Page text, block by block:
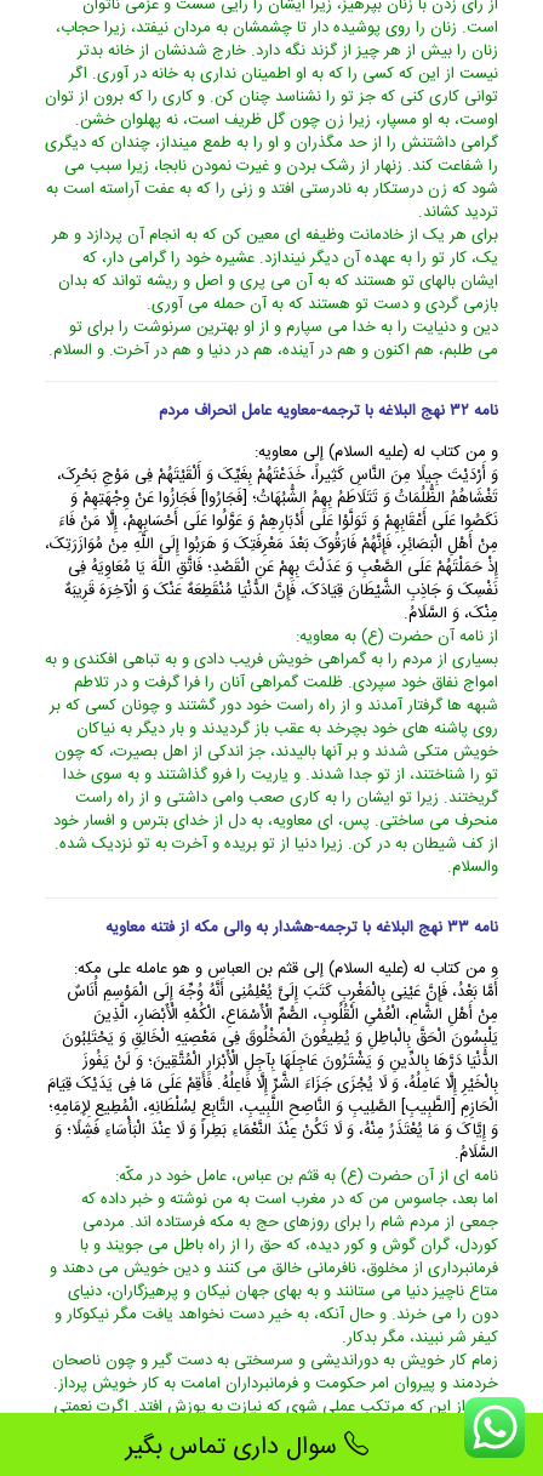
است. زنان را روى پوشیده دار تا چشمشان به مردان نیفتد، زیرا حجاب،
زنان را بیش از هر چیز از گزند نگه دارد. خارج شدنشان از خانه بدتر
نیست از این که کسى را که به او اطمینان ندارى به خانه در آورى. اگر
توانى کارى کنى که جز تو را نشناسد چنان کن. و کارى را که برون از توان
اوست، به او مسپار، زیرا زن چون گل ظریف است، نه پهلوان خشن.
گرامى داشتنش را از حد مگذران و او را به طمع مینداز، چندان که دیگرى
را شفاعت کند. زنهار از رشک بردن و غیرت نمودن نابجا، زیرا سبب مى
شود که زن درستکار به نادرستى افتد و زنى را که به عفت آراسته است به
تردید کشاند.
براى هر یک از خادمانت وظیفه اى معین کن که به انجام آن پردازد و هر
یک، کار تو را به عهده آن دیگر نیندازد. عشیره خود را گرامى دار، که
ایشان بالهاى تو هستند که به آن مى پرى و اصل و ریشه تواند که بدان
بازمى گردى و دست تو هستند که به آن حمله مى آورى.
دین و دنیایت را به خدا مى سپارم و از او بهترین سرنوشت را براى تو
مى طلبم، هم اکنون و هم در آینده، هم در دنیا و هم در آخرت. و السلام.
نامه ۳۲ نهج البلاغه با ترجمه-معاویه عامل انحراف مردم
و من کتاب له (علیه السلام) إلى معاویه:
وَ أَرْدَیْتَ جِیلًا مِنَ النَّاسِ کَثِیراً، خَدَعْتَهُمْ بِغَیِّکَ وَ أَلْقَیْتَهُمْ فِی مَوْجِ بَحْرِکَ،
تَغْشَاهُمُ الظُّلُمَاتُ وَ تَتَلَاطَمُ بِهِمُ الشُّبُهَاتُ؛ [فَجَارُوا] فَجَازُوا عَنْ وِجْهَتِهِمْ وَ
نَکَصُوا عَلَى أَعْقَابِهِمْ وَ تَوَلَّوْا عَلَى أَدْبَارِهِمْ وَ عَوَّلُوا عَلَى أَحْسَابِهِمْ، إِلَّا مَنْ فَاءَ
مِنْ أَهْلِ الْبَصَائِرِ، فَإِنَّهُمْ فَارَقُوکَ بَعْدَ مَعْرِفَتِکَ وَ هَرَبُوا إِلَى اللَّهِ مِنْ مُوَازَرَتِکَ،
إِذْ حَمَلْتَهُمْ عَلَى الصَّعْبِ وَ عَدَلْتَ بِهِمْ عَنِ الْقَصْدِ؛ فَاتَّقِ اللَّهَ یَا مُعَاوِیَهُ فِی
نَفْسِکَ وَ جَاذِبِ الشَّیْطَانَ قِیَادَکَ، فَإِنَّ الدُّنْیَا مُنْقَطِعَهٌ عَنْکَ وَ الْآخِرَهَ قَرِیبَهٌ
مِنْکَ، وَ السَّلَامُ‏.
از نامه آن حضرت (ع) به معاویه:
بسیارى از مردم را به گمراهى خویش فریب دادى و به تباهى افکندى و به
امواج نفاق خود سپردى. ظلمت گمراهى آنان را فرا گرفت و در تلاطم
شبهه ها گرفتار آمدند و از راه راست خود دور گشتند و چونان کسى که بر
روى پاشنه هاى خود بچرخد به عقب باز گردیدند و بار دیگر به نیاکان
خویش متکى شدند و بر آنها بالیدند، جز اندکى از اهل بصیرت، که چون
تو را شناختند، از تو جدا شدند. و یاریت را فرو گذاشتند و به سوى خدا
گریختند. زیرا تو ایشان را به کارى صعب وامى داشتى و از راه راست
منحرف مى ساختى. پس، اى معاویه، به دل از خداى بترس و افسار خود
از کف شیطان به در کن. زیرا دنیا از تو بریده و آخرت به تو نزدیک شده.
والسلام.
نامه ۳۳ نهج البلاغه با ترجمه-هشدار به والی مکه از فتنه معاویه
و من کتاب له (علیه السلام) إلى قثم بن العباس و هو عامله على مکه:
أَمَّا بَعْدُ، فَإِنَّ عَیْنِی بِالْمَغْرِبِ کَتَبَ إِلَیَّ یُعْلِمُنِی أَنَّهُ وُجِّهَ إِلَى الْمَوْسِمِ أُنَاسٌ
مِنْ أَهْلِ الشَّامِ، الْعُمْیِ الْقُلُوبِ، الصُّمِّ الْأَسْمَاعِ، الْکُمْهِ الْأَبْصَارِ، الَّذِینَ
یَلْبِسُونَ الْحَقَّ بِالْباطِلِ وَ یُطِیعُونَ الْمَخْلُوقَ فِی مَعْصِیَهِ الْخَالِقِ وَ یَحْتَلِبُونَ
الدُّنْیَا دَرَّهَا بِالدِّینِ وَ یَشْتَرُونَ عَاجِلَهَا بِآجِلِ الْأَبْرَارِ الْمُتَّقِینَ؛ وَ لَنْ یَفُوزَ
بِالْخَیْرِ إِلَّا عَامِلُهُ، وَ لَا یُجْزَى جَزَاءَ الشَّرِّ إِلَّا فَاعِلُهُ. فَأَقِمْ عَلَى مَا فِی یَدَیْکَ قِیَامَ
الْحَازِمِ [الطَّبِیبِ] الصَّلِیبِ وَ النَّاصِحِ اللَّبِیبِ، التَّابِعِ لِسُلْطَانِهِ، الْمُطِیعِ لِإِمَامِهِ؛
وَ إِیَّاکَ وَ مَا یُعْتَذَرُ مِنْهُ، وَ لَا تَکُنْ عِنْدَ النَّعْمَاءِ بَطِراً وَ لَا عِنْدَ الْبَأْسَاءِ فَشِلًا؛ وَ
السَّلَامُ.
نامه اى از آن حضرت (ع) به قثم بن عباس، عامل خود در مکّه:
اما بعد، جاسوس من که در مغرب است به من نوشته و خبر داده که
جمعى از مردم شام را براى روزهاى حج به مکه فرستاده اند. مردمى
کوردل، گران گوش و کور دیده، که حق را از راه باطل مى جویند و با
فرمانبردارى از مخلوق، نافرمانى خالق مى کنند و دین خویش مى دهند و
متاع ناچیز دنیا مى ستانند و به بهاى جهان نیکان و پرهیزگاران، دنیاى
دون را مى خرند. و حال آنکه، به خیر دست نخواهد یافت مگر نیکوکار و
کیفر شر نبیند، مگر بدکار.
زمام کار خویش به دوراندیشى و سرسختى به دست گیر و چون ناصحان
خردمند و پیروان امر حکومت و فرمانبرداران امامت به کار خویش پرداز.
زنهار از این که مرتکب عملى شوى که نیازت به پوزش افتد. اگرت نعمتى
به چنگ افتد، سرمستى منماى و به هنگام بلا سست رأى و دلباخته
مباش. والسلام.
سوال داری تماس بگیر